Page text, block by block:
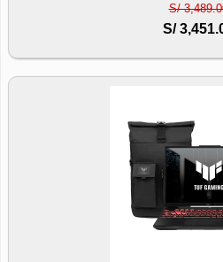
S/
S/